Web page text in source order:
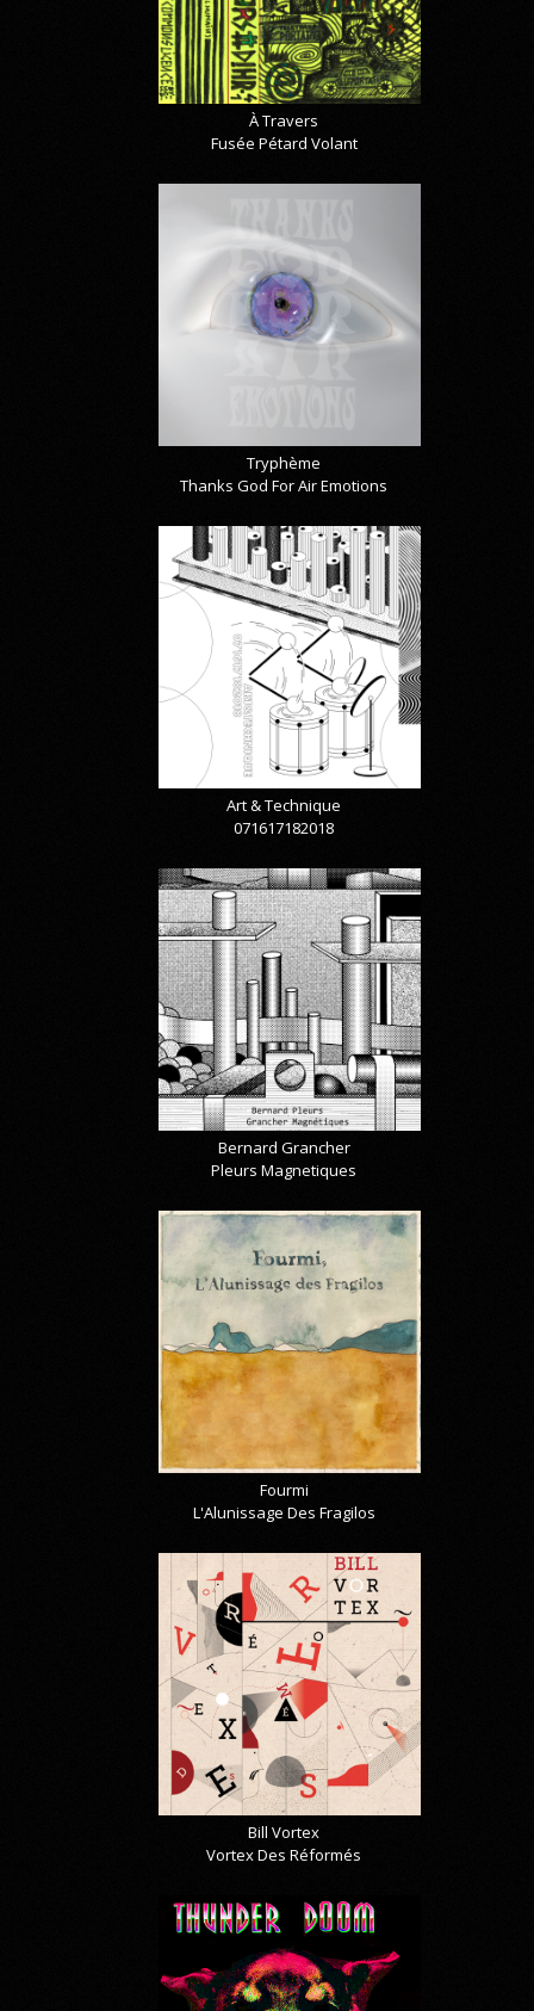
À Travers
Fusée Pétard Volant
Tryphème
Thanks God For Air Emotions
Art & Technique
071617182018
Bernard Grancher
Pleurs Magnetiques
Fourmi
L'Alunissage Des Fragilos
Bill Vortex
Vortex Des Réformés